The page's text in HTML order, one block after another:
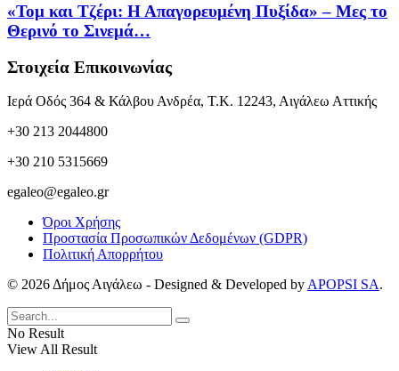
«Τομ και Τζέρι: Η Απαγορευμένη Πυξίδα» – Μες το
Θερινό το Σινεμά…
Στοιχεία Επικοινωνίας
Ιερά Οδός 364 & Κάλβου Ανδρέα, Τ.Κ. 12243, Αιγάλεω Αττικής
+30 213 2044800
+30 210 5315669
egaleo@egaleo.gr
Όροι Χρήσης
Προστασία Προσωπικών Δεδομένων (GDPR)
Πολιτική Απορρήτου
© 2026 Δήμος Αιγάλεω - Designed & Developed by APOPSI SA.
No Result
View All Result